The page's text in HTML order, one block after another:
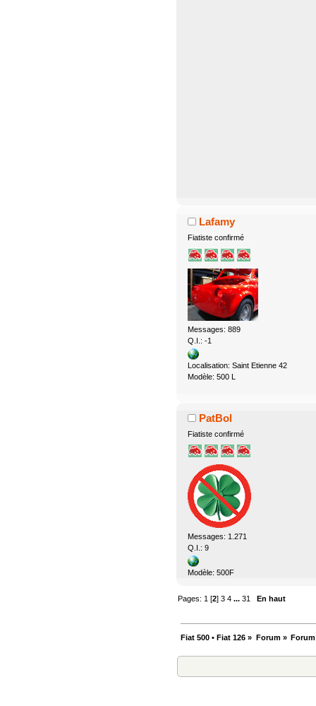
Lafamy
Fiatiste confirmé
Messages: 889
Q.I.: -1
Localisation: Saint Etienne 42
Modèle: 500 L
PatBol
Fiatiste confirmé
Messages: 1.271
Q.I.: 9
Modèle: 500F
Pages: 1 [2]3 4 ...31 En haut
Fiat 500 • Fiat 126 » Forum»